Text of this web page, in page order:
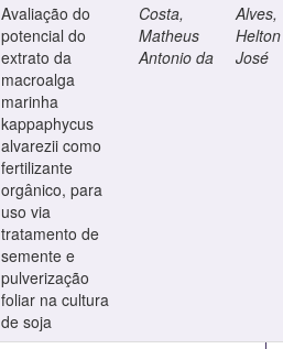
Avaliação do
potencial do
extrato da
macroalga
marinha
kappaphycus
alvarezii como
fertilizante
orgânico, para
uso via
tratamento de
semente e
pulverização
foliar na cultura
de soja
Costa,
Matheus
Antonio da
Alves,
Helton
José